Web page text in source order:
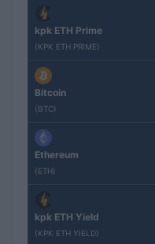
kpk ETH Prime
(KPK ETH PRIME)
Bitcoin
(BTC)
Ethereum
(ETH)
kpk ETH Yield
(KPK ETH YIELD)